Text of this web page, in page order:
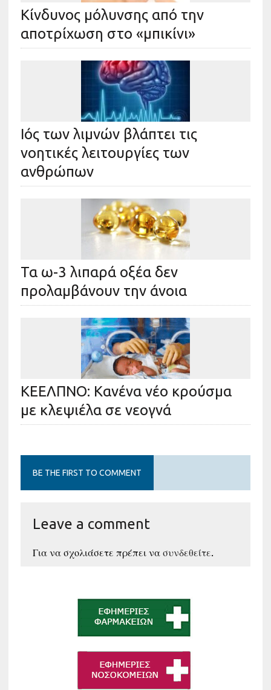
Κίνδυνος μόλυνσης από την
αποτρίχωση στο «μπικίνι»
Ιός των λιμνών βλάπτει τις
νοητικές λειτουργίες των
ανθρώπων
Τα ω-3 λιπαρά οξέα δεν
προλαμβάνουν την άνοια
ΚΕΕΛΠΝΟ: Κανένα νέο κρούσμα
με κλεψιέλα σε νεογνά
BE THE FIRST TO COMMENT
Leave a comment
Για να σχολιάσετε πρέπει νασυνδεθείτε.